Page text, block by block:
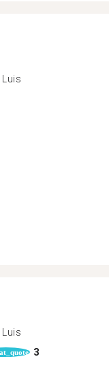
Luis
Luis
3